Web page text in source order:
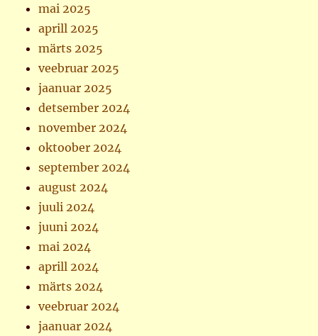
mai 2025
aprill 2025
märts 2025
veebruar 2025
jaanuar 2025
detsember 2024
november 2024
oktoober 2024
september 2024
august 2024
juuli 2024
juuni 2024
mai 2024
aprill 2024
märts 2024
veebruar 2024
jaanuar 2024